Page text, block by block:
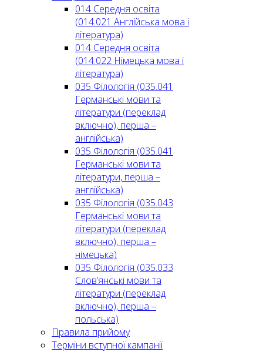
014 Середня освіта
(014.021 Англійська мова і
література)
014 Середня освіта
(014.022 Німецька мова і
література)
035 Філологія (035.041
Германські мови та
літератури (переклад
включно), перша –
англійська)
035 Філологія (035.041
Германські мови та
літератури, перша –
англійська)
035 Філологія (035.043
Германські мови та
літератури (переклад
включно), перша –
німецька)
035 Філологія (035.033
Слов’янські мови та
літератури (переклад
включно), перша –
польська)
Правила прийому
Терміни вступної кампанії